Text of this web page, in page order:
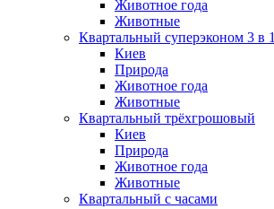
Животное года
Животные
Квартальный суперэконом 3 в 1
Киев
Природа
Животное года
Животные
Квартальный трёхгрошовый
Киев
Природа
Животное года
Животные
Квартальный с часами